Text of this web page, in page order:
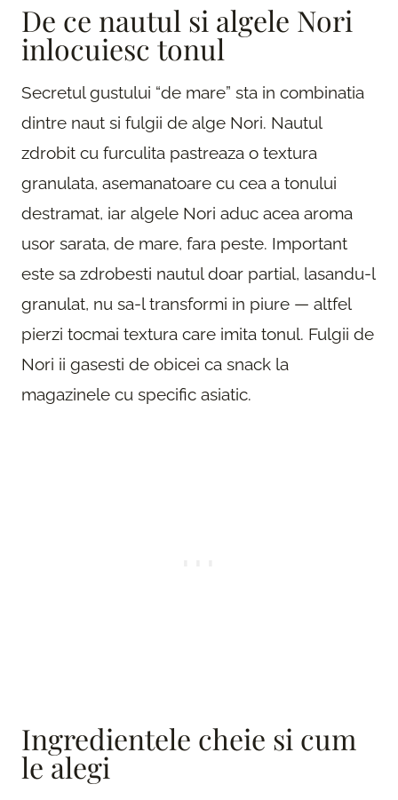
De ce nautul si algele Nori
inlocuiesc tonul
Secretul gustului “de mare” sta in combinatia
dintre naut si fulgii de alge Nori. Nautul
zdrobit cu furculita pastreaza o textura
granulata, asemanatoare cu cea a tonului
destramat, iar algele Nori aduc acea aroma
usor sarata, de mare, fara peste. Important
este sa zdrobesti nautul doar partial, lasandu-l
granulat, nu sa-l transformi in piure — altfel
pierzi tocmai textura care imita tonul. Fulgii de
Nori ii gasesti de obicei ca snack la
magazinele cu specific asiatic.
Ingredientele cheie si cum
le alegi